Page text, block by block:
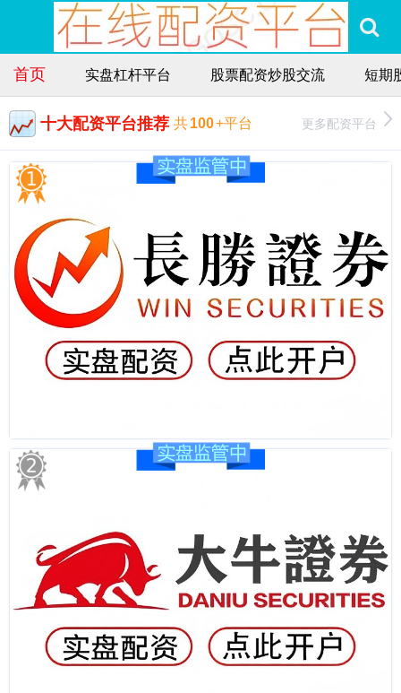
首页 实盘杠杆平台 股票配资炒股交流 短期
十大配资平台推荐 共100+平台 更多配资平台